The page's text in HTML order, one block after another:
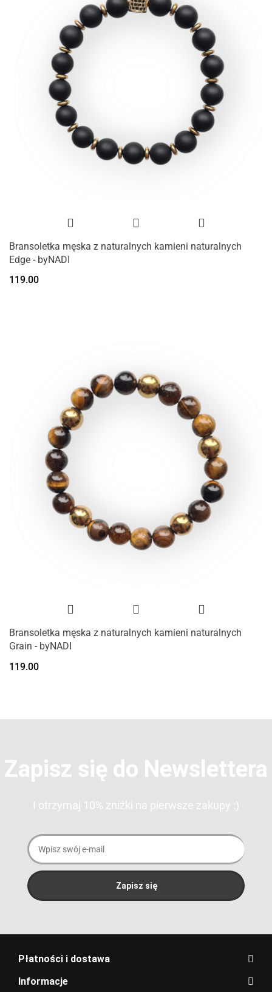
Bransoletka męska z naturalnych kamieni naturalnych
Edge - byNADI
119.00
Bransoletka męska z naturalnych kamieni naturalnych
Grain - byNADI
119.00
Zapisz się do Newslettera
I otrzymaj 10% zniżki na pierwsze zakupy :)
Płatności i dostawa
Informacje